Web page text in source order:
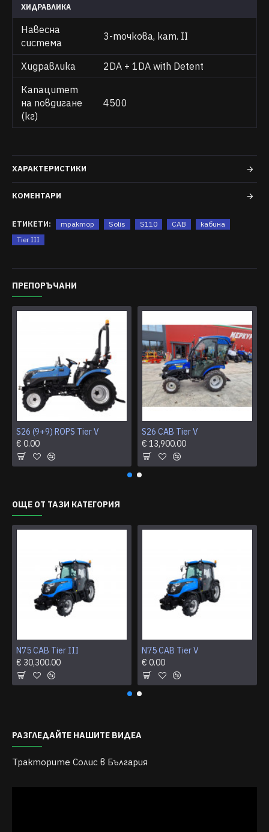
ХИДРАВЛИКА
Навесна
система
3-точкова, кат. II
Хидравлика
2DA + 1DA with Detent
Капацитет
на повдигане
(кг)
4500
ХАРАКТЕРИСТИКИ
КОМЕНТАРИ
ЕТИКЕТИ: трактор Solis S110 CAB
кабина
Tier III
ПРЕПОРЪЧАНИ
S26 (9+9) ROPS Tier V
€ 0.00
S26 CAB Tier V
€ 13,900.00
ОЩЕ ОТ ТАЗИ КАТЕГОРИЯ
N75 CAB Tier III
€ 30,300.00
N75 CAB Tier V
€ 0.00
РАЗГЛЕДАЙТЕ НАШИТЕ ВИДЕА
Тракторите Солис в България